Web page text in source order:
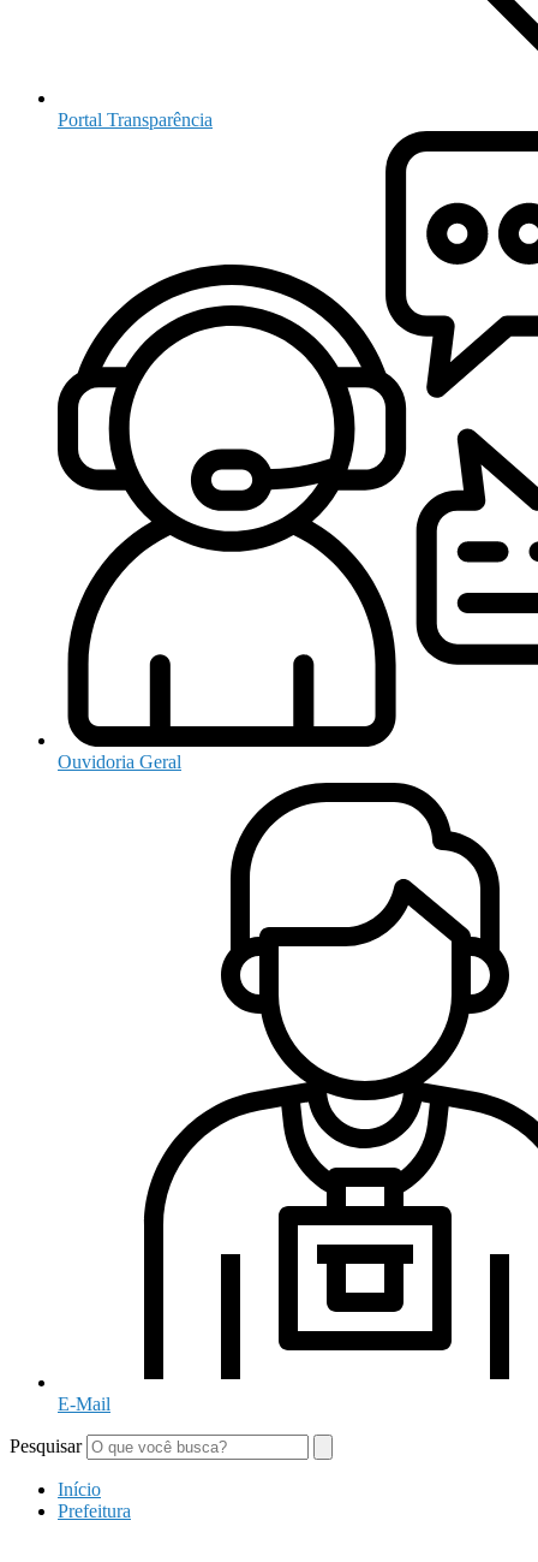
Portal Transparência
Ouvidoria Geral
E-Mail
Pesquisar
Início
Prefeitura